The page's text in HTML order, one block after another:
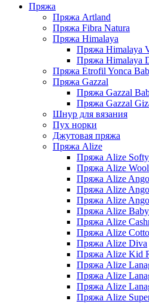
Пряжа
Пряжа Artland
Пряжа Fibra Natura
Пряжа Himalaya
Пряжа Himalaya
Пряжа Himalaya
Пряжа Etrofil Yonca
Пряжа Gazzal
Пряжа Gazzal
Пряжа Gazzal
Шнур для вязания
Пух норки
Джутовая пряжа
Пряжа Alize
Пряжа Alize Softy
Пряжа Alize
Пряжа Alize
Пряжа Alize
Пряжа Alize
Пряжа Alize
Пряжа Alize
Пряжа Alize
Пряжа Alize Diva
Пряжа Alize Kid
Пряжа Alize
Пряжа Alize
Пряжа Alize
Пряжа Alize